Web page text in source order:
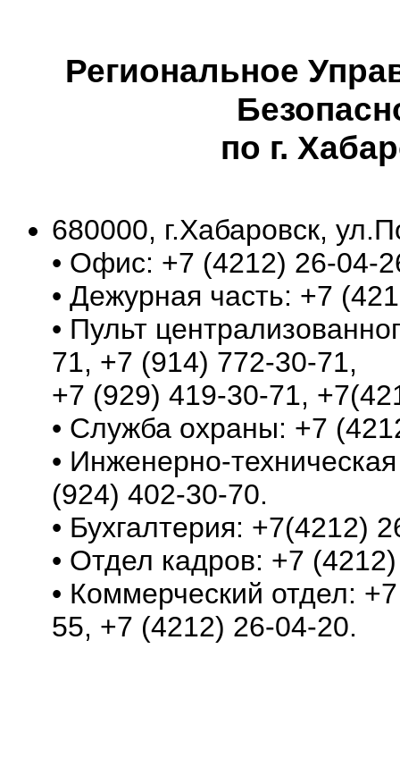
Региональное
по г.
680000, г.Хабаровск,
• Офис: +7 (4212) 26-04-
• Дежурная часть: +7
• Пульт
71, +7 (914) 772-30-71,
+7 (929) 419-30-71,
• Служба охраны: +7
• Инженерно-
(924) 402-30-70.
• Бухгалтерия: +7(4212)
• Отдел кадров: +7
• Коммерческий отдел:
55, +7 (4212) 26-04-20.